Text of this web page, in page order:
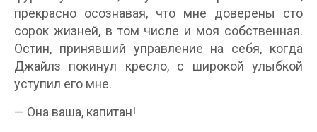
прекрасно осознавая, что мне доверены сто
сорок жизней, в том числе и моя собственная.
Остин, принявший управление на себя, когда
Джайлз покинул кресло, с широкой улыбкой
уступил его мне.
— Она ваша, капитан!